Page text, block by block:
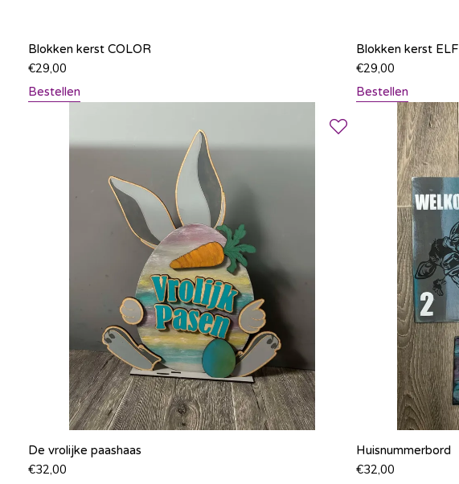
Blokken kerst COLOR
€29,00
Bestellen
Blokken kerst ELF
€29,00
Bestellen
De vrolijke paashaas
€32,00
Huisnummerbord
€32,00